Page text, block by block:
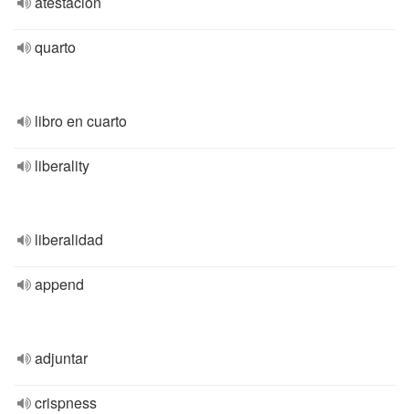
quarto
libro en cuarto
liberality
liberalidad
append
adjuntar
crispness